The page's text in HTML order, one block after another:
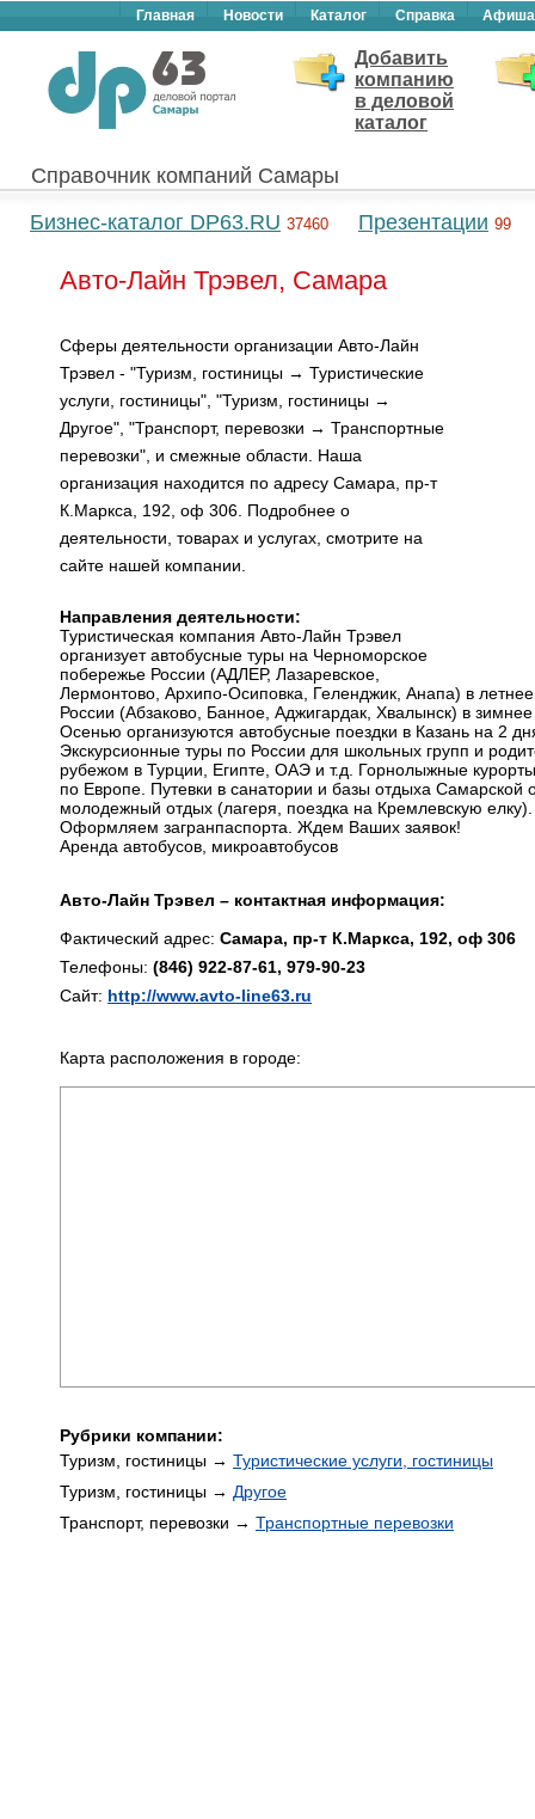
Главная Новости Каталог Справка Афиша
Добавить
компанию
в деловой
каталог
Справочник компаний Самары
Бизнес-каталог DP63.RU 37460 Презентации 99
Авто-Лайн Трэвел, Самара
Сферы деятельности организации Авто-Лайн
Трэвел - "Туризм, гостиницы → Туристические
услуги, гостиницы", "Туризм, гостиницы →
Другое", "Транспорт, перевозки → Транспортные
перевозки", и смежные области. Наша
организация находится по адресу Самара, пр-т
К.Маркса, 192, оф 306. Подробнее о
деятельности, товарах и услугах, смотрите на
сайте нашей компании.
Направления деятельности:
Туристическая компания Авто-Лайн Трэвел
организует автобусные туры на Черноморское
побережье России (АДЛЕР, Лазаревское,
Лермонтово, Архипо-Осиповка, Геленджик, Анапа) в
России (Абзаково, Банное, Аджигардак, Хвалынск) в
Осенью организуются автобусные поездки в Казань на 2
Экскурсионные туры по России для школьных групп и
рубежом в Турции, Египте, ОАЭ и т.д. Горнолыжные
по Европе. Путевки в санатории и базы отдыха Самарской
молодежный отдых (лагеря, поездка на Кремлевскую елку).
Оформляем загранпаспорта. Ждем Ваших заявок!
Аренда автобусов, микроавтобусов
Авто-Лайн Трэвел – контактная информация:
Фактический адрес: Самара, пр-т К.Маркса, 192, оф 306
Телефоны: (846) 922-87-61, 979-90-23
Сайт: http://www.avto-line63.ru
Карта расположения в городе:
Рубрики компании:
Туризм, гостиницы → Туристические услуги, гостиницы
Туризм, гостиницы → Другое
Транспорт, перевозки → Транспортные перевозки